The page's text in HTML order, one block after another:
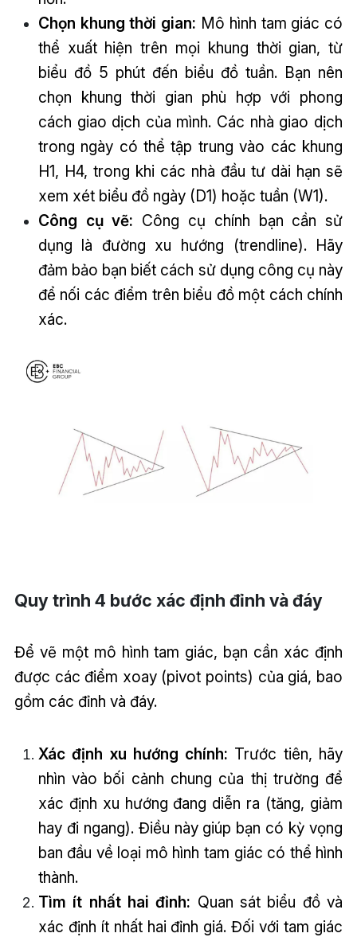
Chọn khung thời gian: Mô hình tam giác có
thể xuất hiện trên mọi khung thời gian, từ
biểu đồ 5 phút đến biểu đồ tuần. Bạn nên
chọn khung thời gian phù hợp với phong
cách giao dịch của mình. Các nhà giao dịch
trong ngày có thể tập trung vào các khung
H1, H4, trong khi các nhà đầu tư dài hạn sẽ
xem xét biểu đồ ngày (D1) hoặc tuần (W1).
Công cụ vẽ: Công cụ chính bạn cần sử
dụng là đường xu hướng (trendline). Hãy
đảm bảo bạn biết cách sử dụng công cụ này
để nối các điểm trên biểu đồ một cách chính
xác.
Quy trình 4 bước xác định đỉnh và đáy
Để vẽ một mô hình tam giác, bạn cần xác định
được các điểm xoay (pivot points) của giá, bao
gồm các đỉnh và đáy.
Xác định xu hướng chính: Trước tiên, hãy
nhìn vào bối cảnh chung của thị trường để
xác định xu hướng đang diễn ra (tăng, giảm
hay đi ngang). Điều này giúp bạn có kỳ vọng
ban đầu về loại mô hình tam giác có thể hình
thành.
Tìm ít nhất hai đỉnh: Quan sát biểu đồ và
xác định ít nhất hai đỉnh giá. Đối với tam giác